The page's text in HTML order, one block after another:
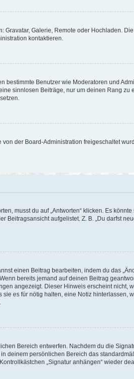
Galerie, Remote oder Hochladen.
kontaktieren.
Benutzer wie Moderatoren und
sinnlosen Beiträge, nur um deinen Rang
der Board-Administration freigeschaltet
musst du auf „Antworten“ klicken. Es
aufgelistet. Z. B. „Du darfst
einen Beitrag bearbeiten, indem du das
bereits jemand auf deinen Beitrag
angezeigt. Dieser Hinweis erscheint nicht,
es für nötig halten, eine Notiz hinterlassen,
Bereich entwerfen. Nachdem du die
deinem persönlichen Bereich das
„Signatur anhängen“ wieder